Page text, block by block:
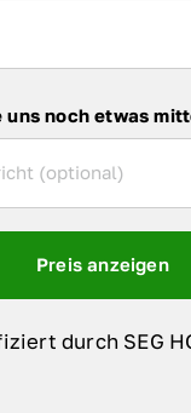
uns noch etwas
Preis anzeigen
durch SEG